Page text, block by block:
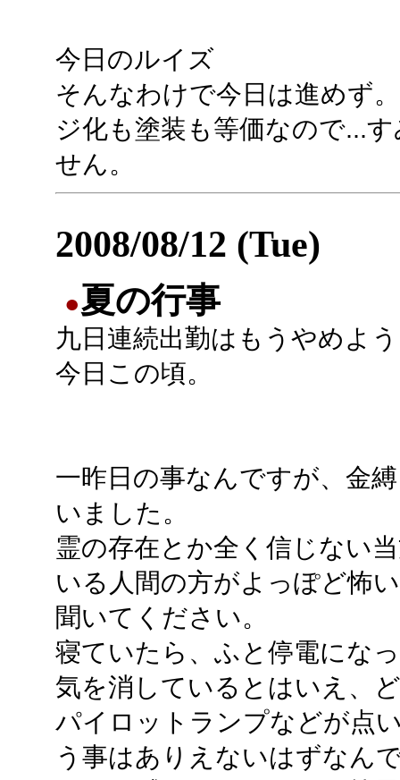
今日のルイズ
そんなわけで今日は進めず
ジ化も塗装も等価なので...
せん。
2008/08/12 (Tue)
●夏の行事
九日連続出勤はもうやめよ
今日この頃。
一昨日の事なんですが、金
いました。
霊の存在とか全く信じない
いる人間の方がよっぽど怖
聞いてください。
寝ていたら、ふと停電にな
気を消しているとはいえ、
パイロットランプなどが点
う事はありえないはずなん